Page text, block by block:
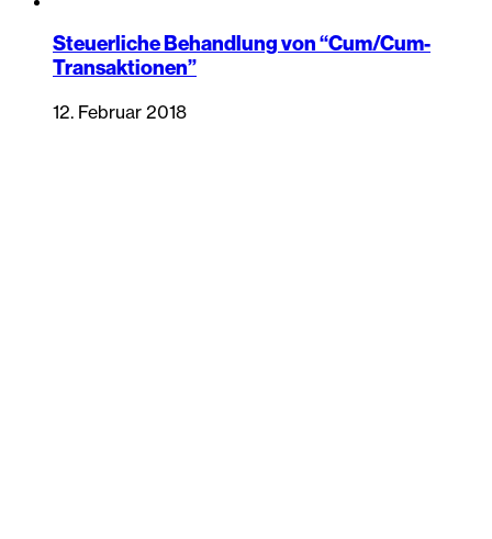
Steuerliche Behandlung von “Cum/Cum-
Transaktionen”
12. Februar 2018